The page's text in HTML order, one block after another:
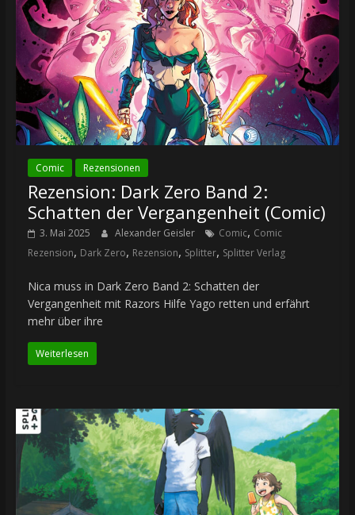
Comic Rezensionen
Rezension: Dark Zero Band 2:
Schatten der Vergangenheit (Comic)
3. Mai 2025 Alexander Geisler Comic, Comic
Rezension, Dark Zero, Rezension, Splitter, Splitter Verlag
Nica muss in Dark Zero Band 2: Schatten der
Vergangenheit mit Razors Hilfe Yago retten und erfährt
mehr über ihre
Weiterlesen